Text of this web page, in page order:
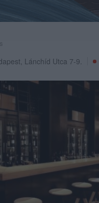
, Lánchíd Utca 7-9.